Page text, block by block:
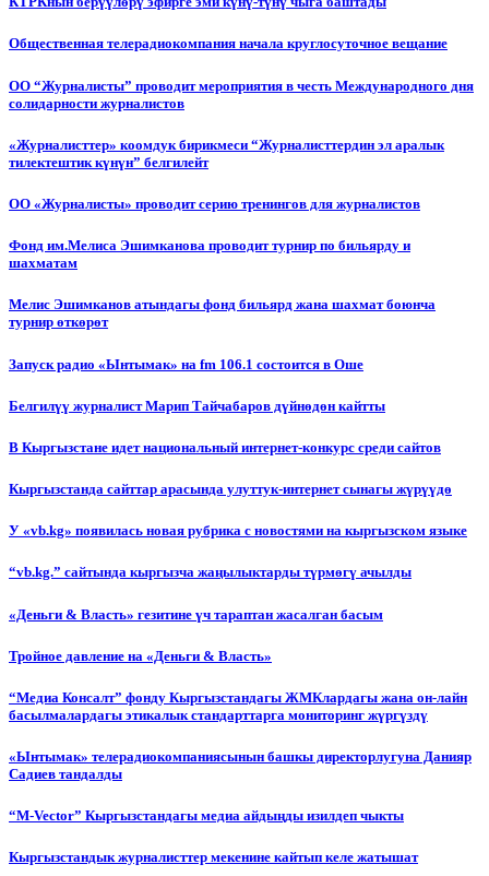
Общественная телерадиокомпания начала круглосуточное вещание
ОО “Журналисты” проводит мероприятия в честь Международного дня
солидарности журналистов
«Журналисттер» коомдук бирикмеси “Журналисттердин эл аралык
тилектештик күнүн” белгилейт
ОО «Журналисты» проводит серию тренингов для журналистов
Фонд им.Мелиса Эшимканова проводит турнир по бильярду и
шахматам
Мелис Эшимканов атындагы фонд бильярд жана шахмат боюнча
турнир өткөрөт
Запуск радио «Ынтымак» на fm 106.1 состоится в Оше
Белгилүү журналист Марип Тайчабаров дүйнөдөн кайтты
В Кыргызстане идет национальный интернет-конкурс среди сайтов
Кыргызстанда сайттар арасында улуттук-интернет сынагы жүрүүдө
У «vb.kg» появилась новая рубрика с новостями на кыргызском языке
“vb.kg.” сайтында кыргызча жаңылыктарды түрмөгү ачылды
«Деньги & Власть» гезитине үч тараптан жасалган басым
Тройное давление на «Деньги & Власть»
“Медиа Консалт” фонду Кыргызстандагы ЖМКлардагы жана он-лайн
басылмалардагы этикалык стандарттарга мониторинг жүргүздү
«Ынтымак» телерадиокомпаниясынын башкы директорлугуна Данияр
Садиев тандалды
“М-Vector” Кыргызстандагы медиа айдыңды изилдеп чыкты
Кыргызстандык журналисттер мекенине кайтып келе жатышат